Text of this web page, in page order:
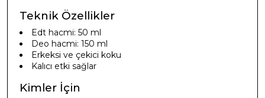
Teknik Özellikler
Edt hacmi: 50 ml
Deo hacmi: 150 ml
Erkeksi ve çekici koku
Kalıcı etki sağlar
Kimler İçin